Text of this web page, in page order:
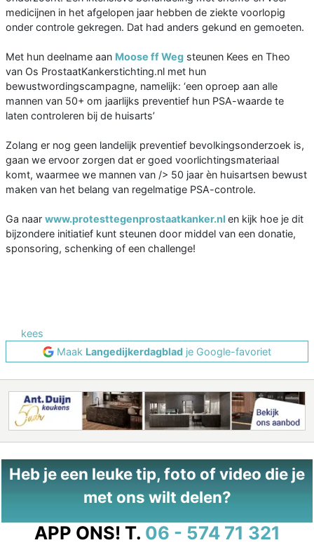
medicijnen in het afgelopen jaar hebben de ziekte voorlopig
onder controle gekregen. Dat had anders gekund en gemoeten.
Met hun deelname aan Moose ff Weg steunen Kees en Theo
van Os ProstaatKankerstichting.nl met hun
bewustwordingscampagne, namelijk: ‘een oproep aan alle
mannen van 50+ om jaarlijks preventief hun PSA-waarde te
laten controleren bij de huisarts’
Zolang er nog geen landelijk preventief bevolkingsonderzoek is,
gaan we ervoor zorgen dat er goed voorlichtingsmateriaal
komt, waarmee we mannen van /> 50 jaar èn huisartsen bewust
maken van het belang van regelmatige PSA-controle.
Ga naar www.protesttegenprostaatkanker.nl en kijk hoe je dit
bijzondere initiatief kunt steunen door middel van een donatie,
sponsoring, schenking of een challenge!
kees
Maak Langedijkerdagblad je Google-favoriet
Heb je een leuke tip, foto of video die je
met ons wilt delen?
APP ONS! T. 06 - 574 71 321